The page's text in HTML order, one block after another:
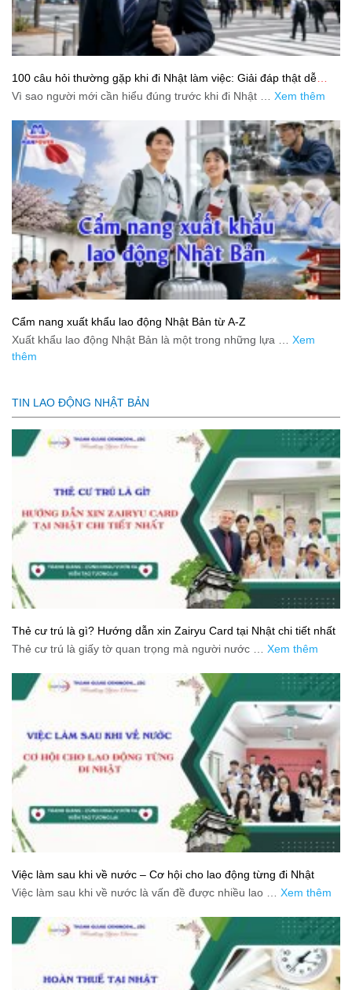
100 câu hỏi thường gặp khi đi Nhật làm việc: Giải đáp thật dễ
hiểu cho người mới bắt đầu
Vì sao người mới cần hiểu đúng trước khi đi Nhật … Xem thêm
Cẩm nang xuất khẩu lao động Nhật Bản từ A-Z
Xuất khẩu lao động Nhật Bản là một trong những lựa … Xem
thêm
TIN LAO ĐỘNG NHẬT BẢN
Thẻ cư trú là gì? Hướng dẫn xin Zairyu Card tại Nhật chi tiết nhất
Thẻ cư trú là giấy tờ quan trọng mà người nước … Xem thêm
Việc làm sau khi về nước – Cơ hội cho lao động từng đi Nhật
Việc làm sau khi về nước là vấn đề được nhiều lao … Xem thêm